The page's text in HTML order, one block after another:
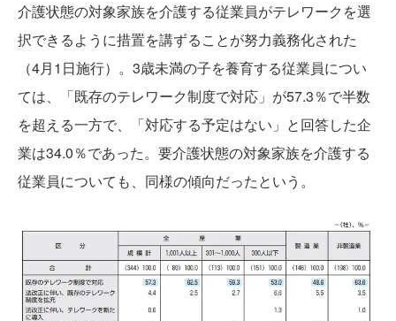
介護状態の対象家族を介護する従業員がテレワークを選
択できるように措置を講ずることが努力義務化された
（4月1日施行）。3歳未満の子を養育する従業員につい
ては、「既存のテレワーク制度で対応」が57.3％で半数
を超える一方で、「対応する予定はない」と回答した企
業は34.0％であった。要介護状態の対象家族を介護する
従業員についても、同様の傾向だったという。